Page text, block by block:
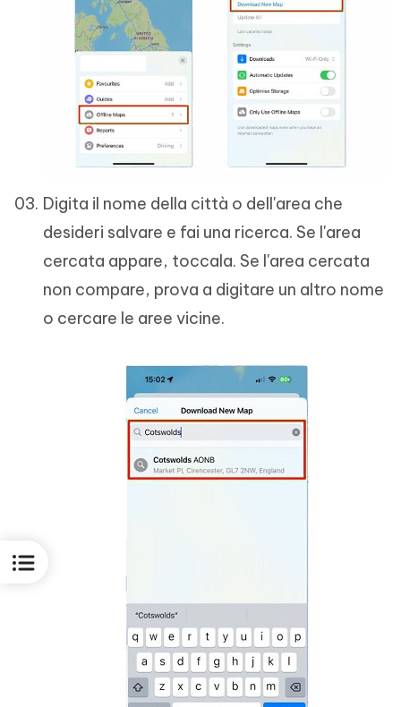
Digita il nome della città o dell'area che
desideri salvare e fai una ricerca. Se l'area
cercata appare, toccala. Se l'area cercata
non compare, prova a digitare un altro nome
o cercare le aree vicine.